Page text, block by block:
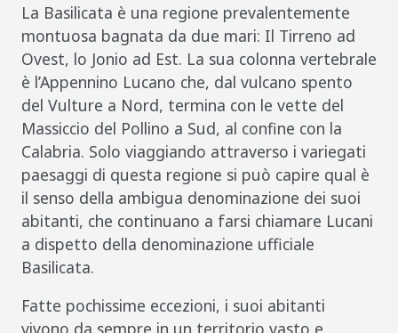
La Basilicata è una regione prevalentemente
montuosa bagnata da due mari: Il Tirreno ad
Ovest, lo Jonio ad Est. La sua colonna vertebrale
è l’Appennino Lucano che, dal vulcano spento
del Vulture a Nord, termina con le vette del
Massiccio del Pollino a Sud, al confine con la
Calabria. Solo viaggiando attraverso i variegati
paesaggi di questa regione si può capire qual è
il senso della ambigua denominazione dei suoi
abitanti, che continuano a farsi chiamare Lucani
a dispetto della denominazione ufficiale
Basilicata.
Fatte pochissime eccezioni, i suoi abitanti